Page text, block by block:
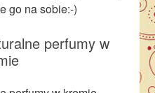
go na sobie:-)
perfumy w